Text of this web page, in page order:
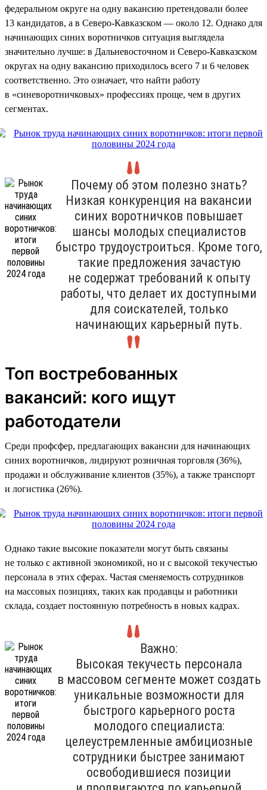
федеральном округе на одну вакансию претендовали более
13 кандидатов, а в Северо-Кавказском — около 12. Однако для
начинающих синих воротничков ситуация выглядела
значительно лучше: в Дальневосточном и Северо-Кавказском
округах на одну вакансию приходилось всего 7 и 6 человек
соответственно. Это означает, что найти работу
в «синеворотничковых» профессиях проще, чем в других
сегментах.
Почему об этом полезно знать?
Низкая конкуренция на вакансии
синих воротничков повышает
шансы молодых специалистов
быстро трудоустроиться. Кроме того,
такие предложения зачастую
не содержат требований к опыту
работы, что делает их доступными
для соискателей, только
начинающих карьерный путь.
Топ востребованных
вакансий: кого ищут
работодатели
Среди профсфер, предлагающих вакансии для начинающих
синих воротничков, лидируют розничная торговля (36%),
продажи и обслуживание клиентов (35%), а также транспорт
и логистика (26%).
Однако такие высокие показатели могут быть связаны
не только с активной экономикой, но и с высокой текучестью
персонала в этих сферах. Частая сменяемость сотрудников
на массовых позициях, таких как продавцы и работники
склада, создает постоянную потребность в новых кадрах.
Важно:
Высокая текучесть персонала
в массовом сегменте может создать
уникальные возможности для
быстрого карьерного роста
молодого специалиста:
целеустремленные амбициозные
сотрудники быстрее занимают
освободившиеся позиции